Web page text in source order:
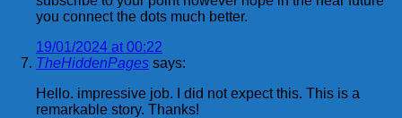
you connect the dots much better.
19/01/2024 at 00:22
TheHiddenPages says:
Hello. impressive job. I did not expect this. This is a
remarkable story. Thanks!